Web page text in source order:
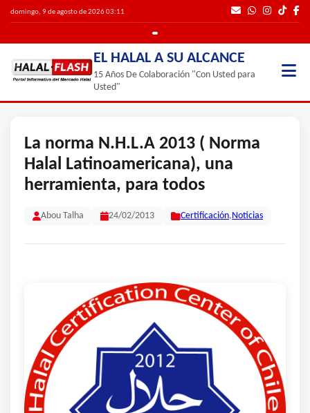
domingo, 9 de agosto de 2026 03:11
EL HALAL A SU ALCANCE
15 Años De Colaboración "Con Usted para
Usted"
La norma N.H.L.A 2013 ( Norma
Halal Latinoamericana), una
herramienta, para todos
Abou Talha 24/02/2013 Certificación, Noticias